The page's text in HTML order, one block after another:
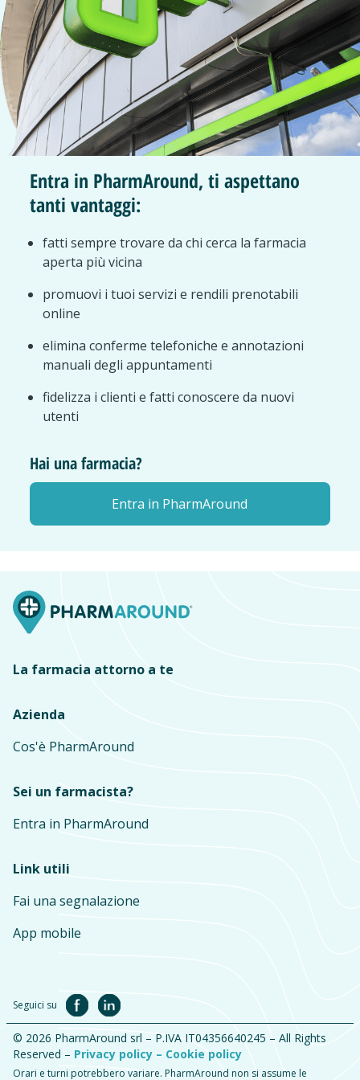
Entra in PharmAround, ti aspettano
tanti vantaggi:
fatti sempre trovare da chi cerca la farmacia
aperta più vicina
promuovi i tuoi servizi e rendili prenotabili
online
elimina conferme telefoniche e annotazioni
manuali degli appuntamenti
fidelizza i clienti e fatti conoscere da nuovi
utenti
Hai una farmacia?
Entra in PharmAround
La farmacia attorno a te
Azienda
Cos'è PharmAround
Sei un farmacista?
Entra in PharmAround
Link utili
Fai una segnalazione
App mobile
Seguici su
© 2026 PharmAround srl – P.IVA IT04356640245 – All Rights
Reserved – Privacy policy – Cookie policy
Orari e turni potrebbero variare. PharmAround non si assume le